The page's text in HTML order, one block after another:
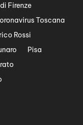
Firenze
Toscana
Rossi
Pisa